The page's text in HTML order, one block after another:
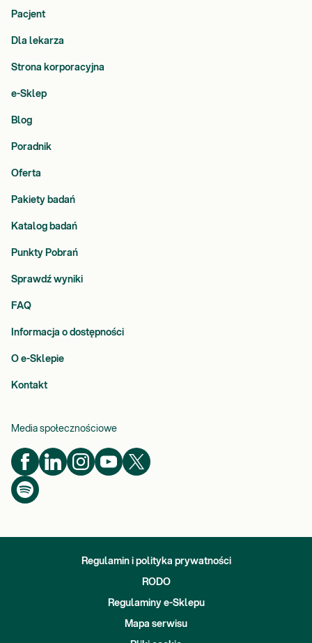
Pacjent
Dla lekarza
Strona korporacyjna
e-Sklep
Blog
Poradnik
Oferta
Pakiety badań
Katalog badań
Punkty Pobrań
Sprawdź wyniki
FAQ
Informacja o dostępności
O e-Sklepie
Kontakt
Media społecznościowe
Regulamin i polityka prywatności
RODO
Regulaminy e-Sklepu
Mapa serwisu